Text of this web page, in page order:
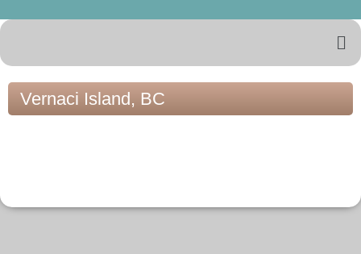
Vernaci Island, BC